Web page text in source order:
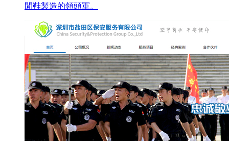
閒鞋製造的領頭軍。